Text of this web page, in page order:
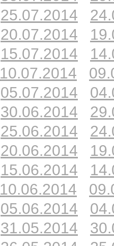
25.07.2014
20.07.2014
15.07.2014
10.07.2014
05.07.2014
30.06.2014
25.06.2014
20.06.2014
15.06.2014
10.06.2014
05.06.2014
31.05.2014